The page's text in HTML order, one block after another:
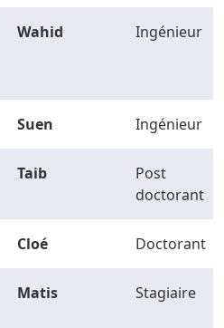
Wahid Ingénieur
Suen Ingénieur
Taib
Post
doctorant
Cloé Doctorant
Matis Stagiaire